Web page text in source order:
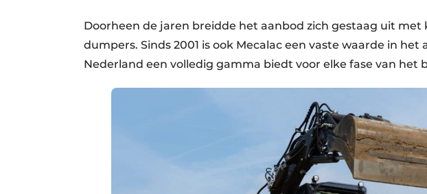
Doorheen de jaren breidde het aanbod zich gestaag uit met
dumpers. Sinds 2001 is ook Mecalac een vaste waarde in
Nederland een volledig gamma biedt voor elke fase van het